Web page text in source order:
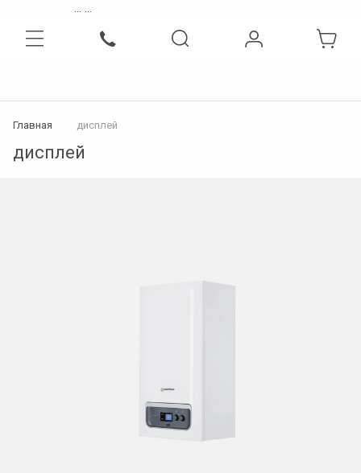
... ...
Главная дисплей
дисплей